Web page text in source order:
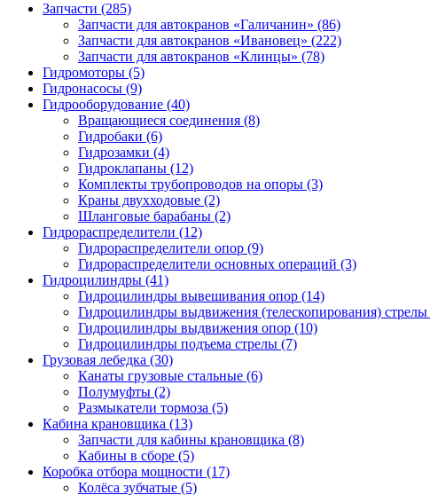
Запчасти (285)
Запчасти для автокранов «Галичанин» (86)
Запчасти для автокранов «Ивановец» (222)
Запчасти для автокранов «Клинцы» (78)
Гидромоторы (5)
Гидронасосы (9)
Гидрооборудование (40)
Вращающиеся соединения (8)
Гидробаки (6)
Гидрозамки (4)
Гидроклапаны (12)
Комплекты трубопроводов на опоры (3)
Краны двухходовые (2)
Шланговые барабаны (2)
Гидрораспределители (12)
Гидрораспределители опор (9)
Гидрораспределители основных операций (3)
Гидроцилиндры (41)
Гидроцилиндры вывешивания опор (14)
Гидроцилиндры выдвижения (телескопирования) стрелы
Гидроцилиндры выдвижения опор (10)
Гидроцилиндры подъема стрелы (7)
Грузовая лебедка (30)
Канаты грузовые стальные (6)
Полумуфты (2)
Размыкатели тормоза (5)
Кабина крановщика (13)
Запчасти для кабины крановщика (8)
Кабины в сборе (5)
Коробка отбора мощности (17)
Колёса зубчатые (5)